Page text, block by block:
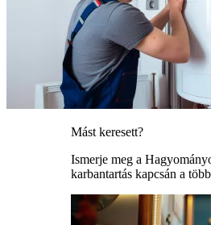
Mást keresett?
Ismerje meg a
karbantartás kapcsán a